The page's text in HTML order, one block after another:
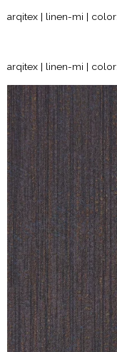
arqitex | linen-mi |
arqitex | linen-mi |